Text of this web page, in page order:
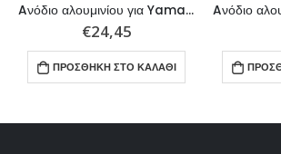
Aνόδιο αλουμινίου για Yamaha σειρά 115 – 225 HP V4 – V6
€24,45
ΠΡΟΣΘΉΚΗ ΣΤΟ ΚΑΛΆΘΙ